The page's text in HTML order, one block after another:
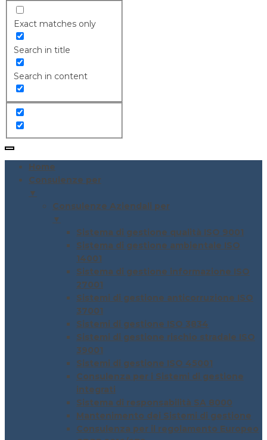
Exact matches only
Search in title
Search in content
Home
Consulenze per
▼
Consulenze Aziendali per
▼
Sistema di gestione qualità ISO 9001
Sistema di gestione ambientale ISO
14001
Sistema di gestione informazione ISO
27001
Sistemi di gestione anticorruzione ISO
37001
Sistemi di gestione ISO 3834
Sistemi di gestione rischio stradale ISO
39001
Sistemi di gestione ISO 45001
Consulenza per i Sistemi di gestione
integrati
Sistema di responsabilità SA 8000
Mantenimento dei Sistemi di gestione
Consulenza per il regolamento Europeo